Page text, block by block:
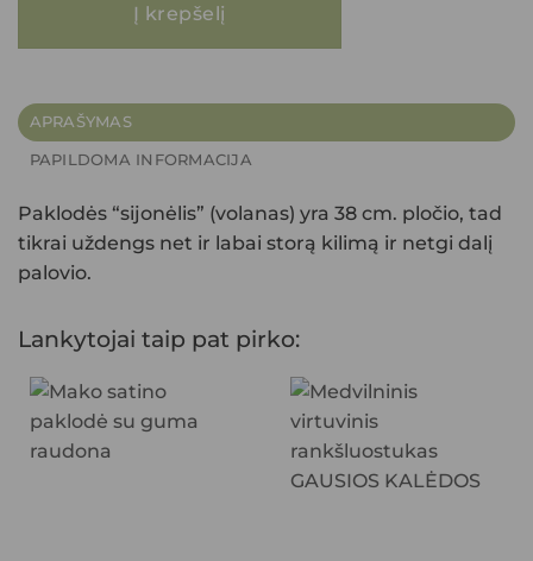
Į krepšelį
APRAŠYMAS
PAPILDOMA INFORMACIJA
Paklodės “sijonėlis” (volanas) yra 38 cm. pločio, tad
tikrai uždengs net ir labai storą kilimą ir netgi dalį
palovio.
Lankytojai taip pat pirko: